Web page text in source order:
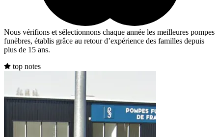
Nous vérifions et sélectionnons chaque année les meilleures pompes
funèbres, établis grâce au retour d’expérience des familles depuis
plus de 15 ans.
top notes